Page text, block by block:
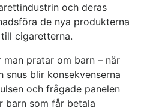
och deras
de nya produkterna
cigaretterna.
pratar om barn – när
snus blir konsekvenserna
och frågade panelen
barn som får betala